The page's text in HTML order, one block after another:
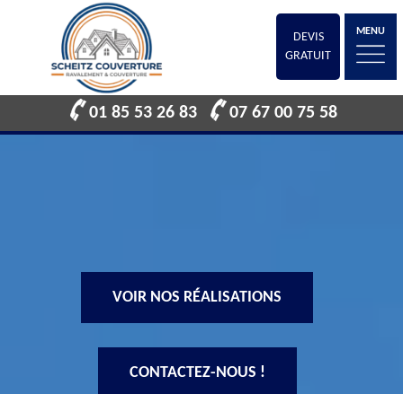
DEVIS
GRATUIT
MENU
01 85 53 26 83 07 67 00 75 58
VOIR NOS RÉALISATIONS
CONTACTEZ-NOUS !